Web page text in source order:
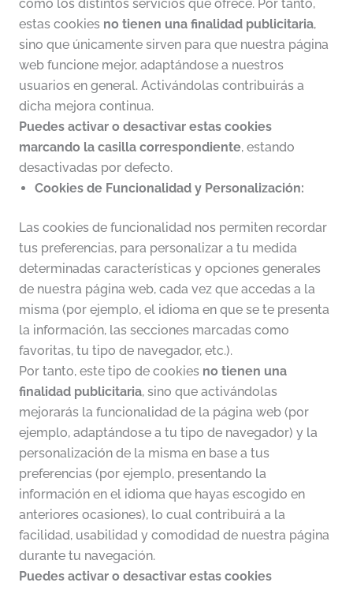
como los distintos servicios que ofrece. Por tanto,
estas cookies no tienen una finalidad publicitaria,
sino que únicamente sirven para que nuestra página
web funcione mejor, adaptándose a nuestros
usuarios en general. Activándolas contribuirás a
dicha mejora continua.
Puedes activar o desactivar estas cookies
marcando la casilla correspondiente, estando
desactivadas por defecto.
Cookies de Funcionalidad y Personalización:
Las cookies de funcionalidad nos permiten recordar
tus preferencias, para personalizar a tu medida
determinadas características y opciones generales
de nuestra página web, cada vez que accedas a la
misma (por ejemplo, el idioma en que se te presenta
la información, las secciones marcadas como
favoritas, tu tipo de navegador, etc.).
Por tanto, este tipo de cookies no tienen una
finalidad publicitaria, sino que activándolas
mejorarás la funcionalidad de la página web (por
ejemplo, adaptándose a tu tipo de navegador) y la
personalización de la misma en base a tus
preferencias (por ejemplo, presentando la
información en el idioma que hayas escogido en
anteriores ocasiones), lo cual contribuirá a la
facilidad, usabilidad y comodidad de nuestra página
durante tu navegación.
Puedes activar o desactivar estas cookies